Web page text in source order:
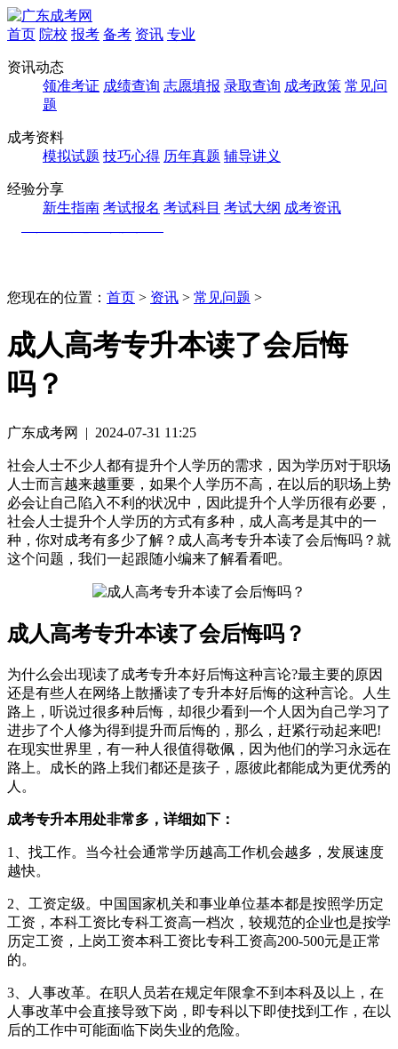
首页 院校 报考 备考 资讯 专业
资讯动态
领准考证 成绩查询 志愿填报 录取查询 成考政策 常见问
题
成考资料
模拟试题 技巧心得 历年真题 辅导讲义
经验分享
新生指南 考试报名 考试科目 考试大纲 成考资讯
您现在的位置： 首页 > 资讯 > 常见问题 >
成人高考专升本读了会后悔
吗？
广东成考网 | 2024-07-31 11:25
社会人士不少人都有提升个人学历的需求，因为学历对于职场
人士而言越来越重要，如果个人学历不高，在以后的职场上势
必会让自己陷入不利的状况中，因此提升个人学历很有必要，
社会人士提升个人学历的方式有多种，成人高考是其中的一
种，你对成考有多少了解？成人高考专升本读了会后悔吗？就
这个问题，我们一起跟随小编来了解看看吧。
成人高考专升本读了会后悔吗？
为什么会出现读了成考专升本好后悔这种言论?最主要的原因
还是有些人在网络上散播读了专升本好后悔的这种言论。人生
路上，听说过很多种后悔，却很少看到一个人因为自己学习了
进步了个人修为得到提升而后悔的，那么，赶紧行动起来吧!
在现实世界里，有一种人很值得敬佩，因为他们的学习永远在
路上。成长的路上我们都还是孩子，愿彼此都能成为更优秀的
人。
成考专升本用处非常多，详细如下：
1、找工作。当今社会通常学历越高工作机会越多，发展速度
越快。
2、工资定级。中国国家机关和事业单位基本都是按照学历定
工资，本科工资比专科工资高一档次，较规范的企业也是按学
历定工资，上岗工资本科工资比专科工资高200-500元是正常
的。
3、人事改革。在职人员若在规定年限拿不到本科及以上，在
人事改革中会直接导致下岗，即专科以下即使找到工作，在以
后的工作中可能面临下岗失业的危险。